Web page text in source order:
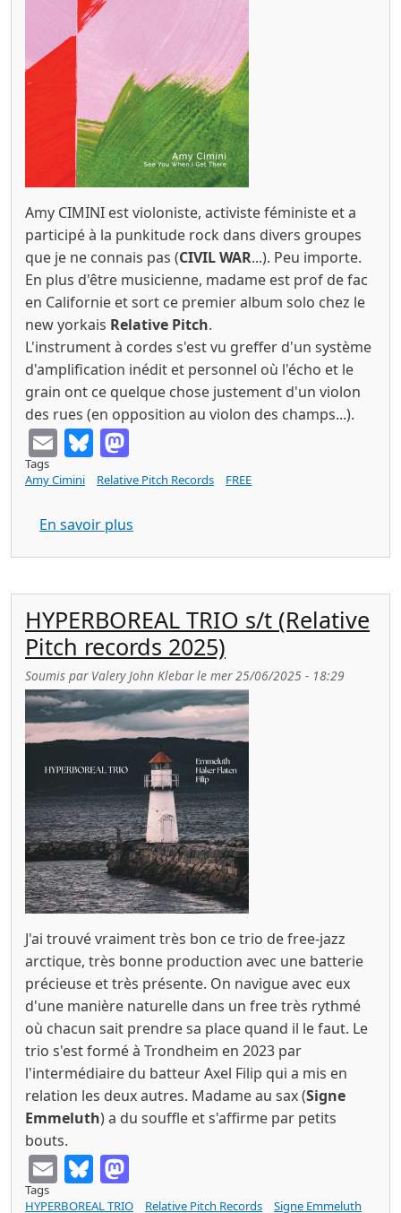
Amy CIMINI est violoniste, activiste féministe et a
participé à la punkitude rock dans divers groupes
que je ne connais pas (CIVIL WAR...). Peu importe.
En plus d'être musicienne, madame est prof de fac
en Californie et sort ce premier album solo chez le
new yorkais Relative Pitch.
L'instrument à cordes s'est vu greffer d'un système
d'amplification inédit et personnel où l'écho et le
grain ont ce quelque chose justement d'un violon
des rues (en opposition au violon des champs...).
EmailBluesky
Tags
Amy Cimini
Relative Pitch Records FREE
En savoir plus
HYPERBOREAL TRIO s/t (Relative
Pitch records 2025)
Soumis par Valery John Klebarle mer 25/06/2025 - 18:29
J'ai trouvé vraiment très bon ce trio de free-jazz
arctique, très bonne production avec une batterie
précieuse et très présente. On navigue avec eux
d'une manière naturelle dans un free très rythmé
où chacun sait prendre sa place quand il le faut. Le
trio s'est formé à Trondheim en 2023 par
l'intermédiaire du batteur Axel Filip qui a mis en
relation les deux autres. Madame au sax (Signe
Emmeluth) a du souffle et s'affirme par petits
bouts.
EmailBluesky
Tags
HYPERBOREAL TRIO
Relative Pitch Records Signe Emmeluth